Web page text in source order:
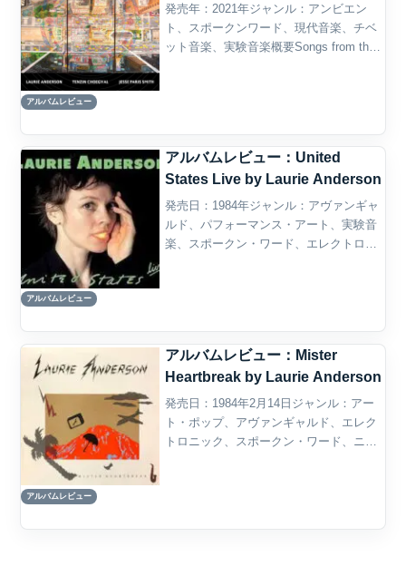
アルバムレビュー
発売年：2021年ジャンル：アンビエン
ト、スポークンワード、現代音楽、チベ
ット音楽、実験音楽概要Songs from the
アルバムレビュー
アルバムレビュー：United
States Live by Laurie Anderson
発売日：1984年ジャンル：アヴァンギャ
ルド、パフォーマンス・アート、実験音
楽、スポークン・ワード、エレクトロニ
アルバムレビュー
アルバムレビュー：Mister
Heartbreak by Laurie Anderson
発売日：1984年2月14日ジャンル：アー
ト・ポップ、アヴァンギャルド、エレク
トロニック、スポークン・ワード、ニュ